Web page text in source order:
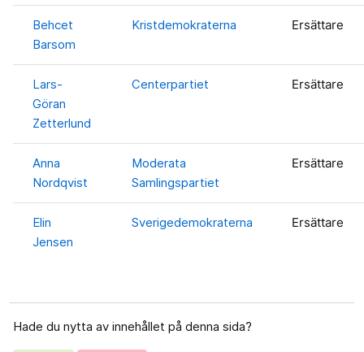
Behcet
Barsom
Kristdemokraterna Ersättare
Lars-
Göran
Zetterlund
Centerpartiet Ersättare
Anna
Nordqvist
Moderata
Samlingspartiet
Ersättare
Elin
Jensen
Sverigedemokraterna Ersättare
Hade du nytta av innehållet på denna sida?